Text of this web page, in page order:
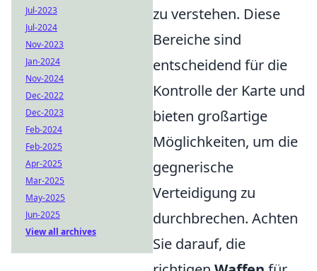
zu verstehen. Diese
Bereiche sind
entscheidend für die
Kontrolle der Karte und
bieten großartige
Möglichkeiten, um die
gegnerische
Verteidigung zu
durchbrechen. Achten
Sie darauf, die
Jul-2023
Jul-2024
Nov-2023
Jan-2024
Nov-2024
Dec-2022
Dec-2023
Feb-2024
Feb-2025
Apr-2025
Mar-2025
May-2025
Jun-2025
View all archives